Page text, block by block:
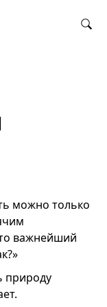
можно только
важнейший
природу